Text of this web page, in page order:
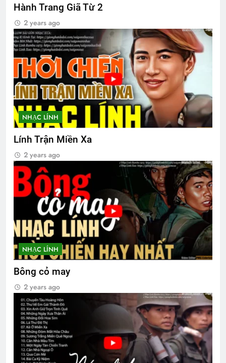
Tâm Thư của Ban Tổ Chức ĐH 2026
CSVSQ Trương Quang Tùng K25
2 Years Ago
Xuân này con không về
2 Years Ago
CSVSQ Phạm Tuấn K20
2 Years Ago
HÃY GỌI ANH ĐI (Rabindranath
Tagore)
Lễ Truy Điệu Truyền Thống
CTBCTY Tập III chương 24
Hành Trang Giã Từ 2
2 years ago
NHẠC LÍNH
Lính Trận Miền Xa
2 years ago
NHẠC LÍNH
Bông cỏ may
2 years ago